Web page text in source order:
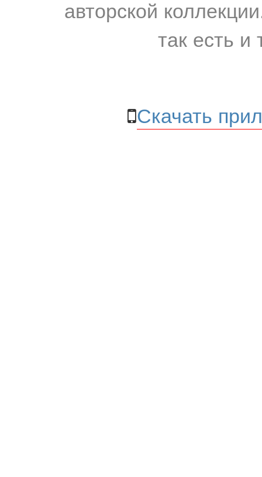
авторской
так есть и
Скачать